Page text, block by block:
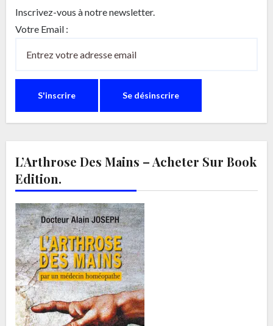
Inscrivez-vous à notre newsletter.
Votre Email :
L’Arthrose Des Mains – Acheter Sur Book
Edition.